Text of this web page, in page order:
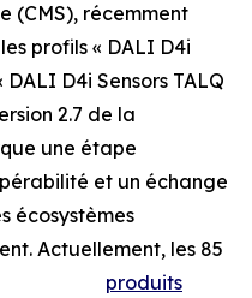
(CMS), récemment
profils « DALI D4i
D4i Sensors TALQ
2.7 de la
une étape
et un échange
écosystèmes
Actuellement, les 85
produits